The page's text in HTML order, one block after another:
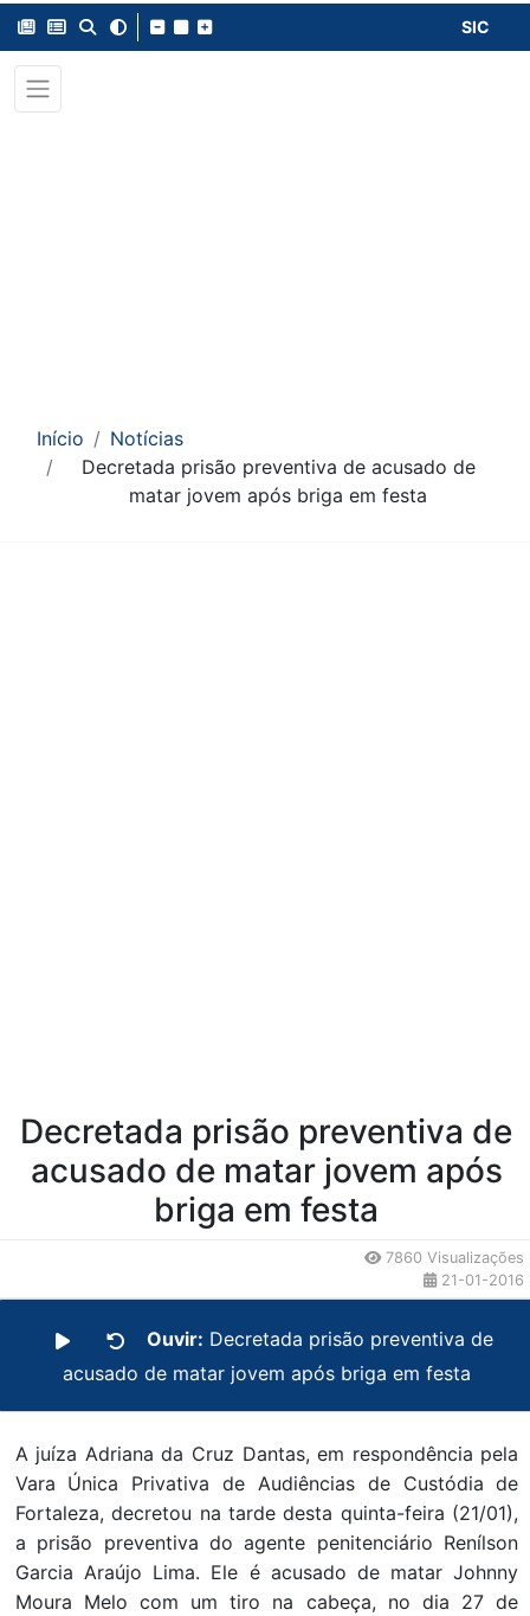
SIC
Início
Notícias
Decretada prisão preventiva de acusado de
matar jovem após briga em festa
Decretada prisão preventiva de
acusado de matar jovem após
briga em festa
7860 Visualizações
21-01-2016
Ouvir: Decretada prisão preventiva de
acusado de matar jovem após briga em festa
A juíza Adriana da Cruz Dantas, em respondência pela
Vara Única Privativa de Audiências de Custódia de
Fortaleza, decretou na tarde desta quinta-feira (21/01),
a prisão preventiva do agente penitenciário Renílson
Garcia Araújo Lima. Ele é acusado de matar Johnny
Moura Melo com um tiro na cabeça, no dia 27 de